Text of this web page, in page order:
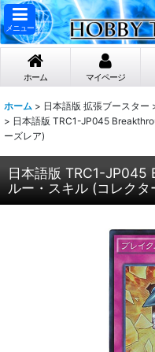
メニュー
ホーム マイページ
ホーム > 日本語版 拡張ブースター
> 日本語版 TRC1-JP045
ーズレア)
日本語版 TRC1-JP045
ルー・スキル (コレクタ